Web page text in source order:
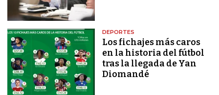
DEPORTES
Los fichajes más caros
en la historia del fútbol
tras la llegada de Yan
Diomandé